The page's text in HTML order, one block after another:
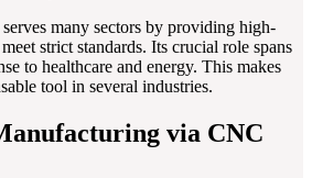
many sectors by providing high-
strict standards. Its crucial role spans
to healthcare and energy. This makes
tool in several industries.
via CNC